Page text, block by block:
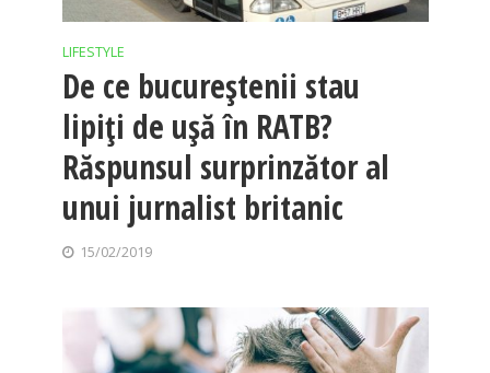
LIFESTYLE
De ce bucureștenii stau
lipiți de ușă în RATB?
Răspunsul surprinzător al
unui jurnalist britanic
15/02/2019